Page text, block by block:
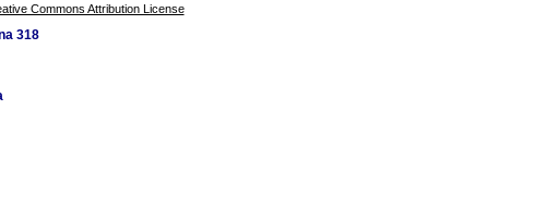
Commons Attribution License
318